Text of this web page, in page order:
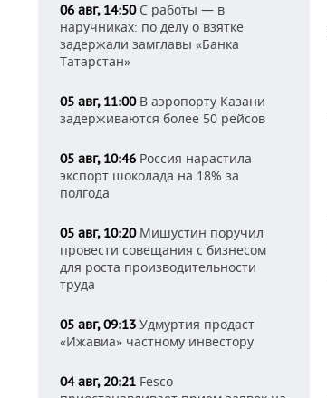
06 авг, 14:50С работы — в
наручниках: по делу о взятке
задержали замглавы «Банка
Татарстан»
05 авг, 11:00В аэропорту Казани
задерживаются более 50 рейсов
05 авг, 10:46 Россия нарастила
экспорт шоколада на 18% за
полгода
05 авг, 10:20Мишустин поручил
провести совещания с бизнесом
для роста производительности
труда
05 авг, 09:13 Удмуртия продаст
«Ижавиа» частному инвестору
04 авг, 20:21 Fesco